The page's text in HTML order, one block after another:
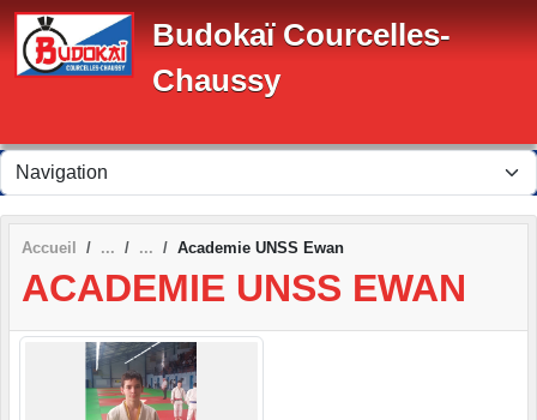
Budokaï Courcelles-
Chaussy
Accueil Academie UNSS Ewan
ACADEMIE UNSS EWAN
Panneau de gestion des cookies